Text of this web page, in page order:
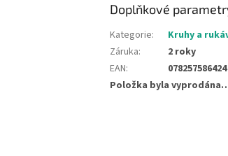
Doplňkové
Kategorie:
Kruhy a
Záruka:
2 roky
EAN:
078257586424
Položka byla